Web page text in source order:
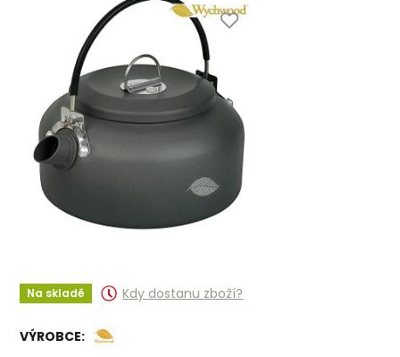
Na skladě Kdy dostanu zboží?
VÝROBCE: